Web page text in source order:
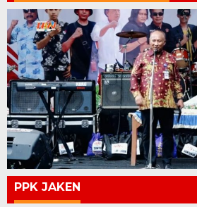
PPK JAKEN